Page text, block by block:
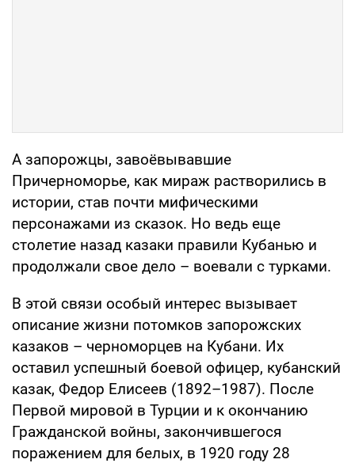
А запорожцы, завоёвывавшие
Причерноморье, как мираж растворились в
истории, став почти мифическими
персонажами из сказок. Но ведь еще
столетие назад казаки правили Кубанью и
продолжали свое дело – воевали с турками.
В этой связи особый интерес вызывает
описание жизни потомков запорожских
казаков – черноморцев на Кубани. Их
оставил успешный боевой офицер, кубанский
казак, Федор Елисеев (1892–1987). После
Первой мировой в Турции и к окончанию
Гражданской войны, закончившегося
поражением для белых, в 1920 году 28